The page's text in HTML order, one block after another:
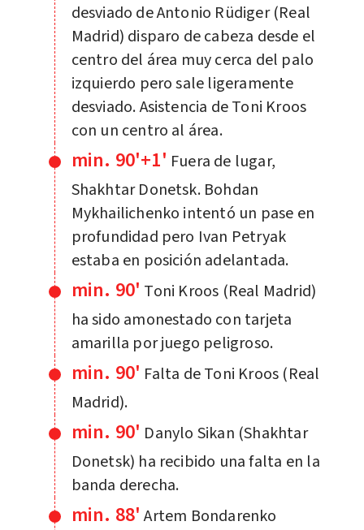
desviado de Antonio Rüdiger (Real
Madrid) disparo de cabeza desde el
centro del área muy cerca del palo
izquierdo pero sale ligeramente
desviado. Asistencia de Toni Kroos
con un centro al área.
min. 90'+1' Fuera de lugar,
Shakhtar Donetsk. Bohdan
Mykhailichenko intentó un pase en
profundidad pero Ivan Petryak
estaba en posición adelantada.
min. 90' Toni Kroos (Real Madrid)
ha sido amonestado con tarjeta
amarilla por juego peligroso.
min. 90' Falta de Toni Kroos (Real
Madrid).
min. 90' Danylo Sikan (Shakhtar
Donetsk) ha recibido una falta en la
banda derecha.
min. 88' Artem Bondarenko